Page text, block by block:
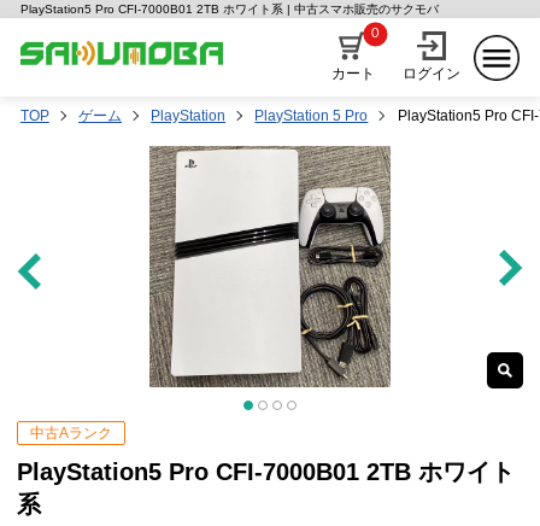
PlayStation5 Pro CFI-7000B01 2TB ホワイト系 | 中古スマホ販売のサクモバ
カート
0
ログイン
TOP ゲーム PlayStation PlayStation 5 Pro PlayStation5 Pro
中古Aランク
PlayStation5 Pro CFI-7000B01 2TB ホワイト
系